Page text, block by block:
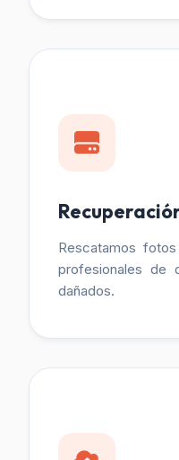
Rescatamos
profesionales de
dañados.